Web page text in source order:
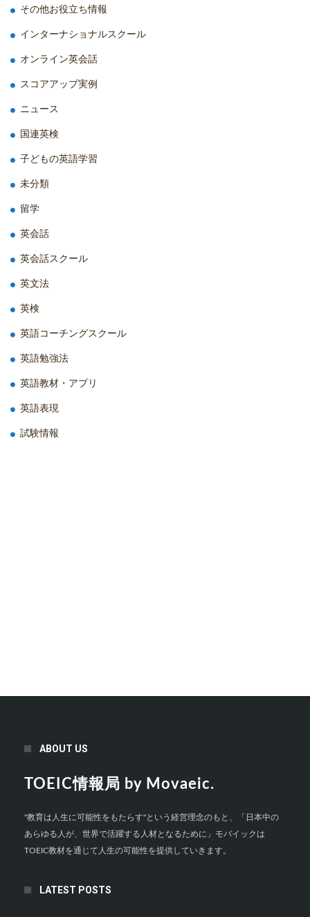
その他お役立ち情報
インターナショナルスクール
オンライン英会話
スコアアップ実例
ニュース
国連英検
子どもの英語学習
未分類
留学
英会話
英会話スクール
英文法
英検
英語コーチングスクール
英語勉強法
英語教材・アプリ
英語表現
試験情報
ABOUT US
TOEIC情報局 by Movaeic.
"教育は人生に可能性をもたらす"という経営理念のもと、「日本中の
あらゆる人が、世界で活躍する人材となるために」モバイックは
TOEIC教材を通じて人生の可能性を提供していきます。
LATEST POSTS